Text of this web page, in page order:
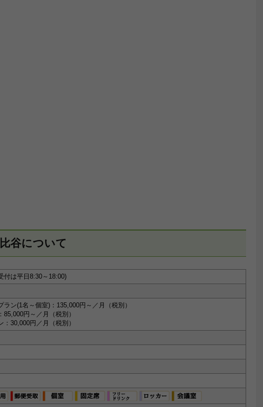
谷について
付は平日8:30～18:00)
ラン(1名～個室)：135,000円～／月（税別）
円～／月（税別）
：30,000円／月（税別）